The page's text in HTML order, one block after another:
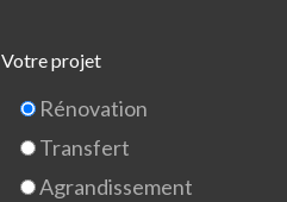
Votre projet
Rénovation
Transfert
Agrandissement